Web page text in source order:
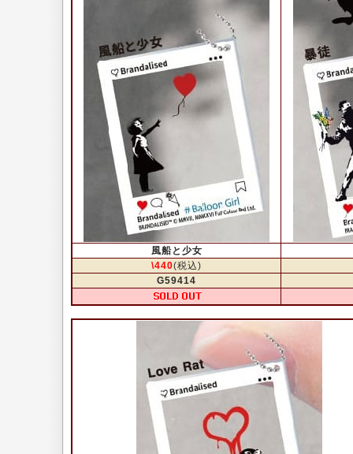
風船と少女
\440(税込)
G59414